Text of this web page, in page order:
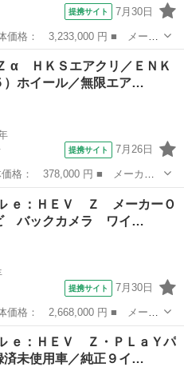
提携サイト 7月30日
ル ■ グレード名： ｅ：ＨＥ
クカメラ 衝突被害軽減 レー
α ＨＫＳエアクリ／ＥＮＫ
）ホイール／無限エア…
提携サイト 7月26日
■ グレード名： α ＨＫＳエ
ール／無限エアロ／ＥＮＤＬＥ
ｅ：ＨＥＶ Ｚ メーカーＯ
バックカメラ ワイ…
提携サイト 7月30日
ル ■ グレード名： ｅ：ＨＥ
バックカメラ ワイヤレス充
ｅ：ＨＥＶ Ｚ・ＰＬａＹパ
未使用車／純正９イ…